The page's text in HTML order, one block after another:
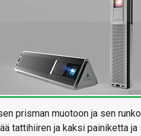
prisman muotoon ja sen
tattihiiren ja kaksi painiketta